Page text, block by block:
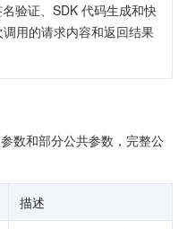
验证、SDK 代码生成和快
用的请求内容和返回结果
数和部分公共参数，完整公
描述